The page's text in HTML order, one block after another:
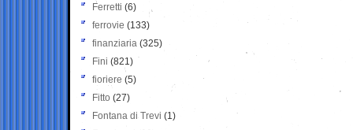
Ferretti (6)
ferrovie (133)
finanziaria (325)
Fini (821)
fioriere (5)
Fitto (27)
Fontana di Trevi (1)